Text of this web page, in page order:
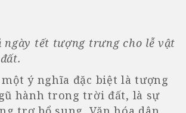
ngày tết tượng trưng cho lễ vật
một ý nghĩa đặc biệt là tượng
hành trong trời đất, là sự